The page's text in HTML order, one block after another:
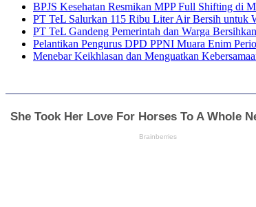
BPJS Kesehatan Resmikan MPP Full Shifting di
PT TeL Salurkan 115 Ribu Liter Air Bersih untuk
PT TeL Gandeng Pemerintah dan Warga
Pelantikan Pengurus DPD PPNI Muara Enim
Menebar Keikhlasan dan Menguatkan